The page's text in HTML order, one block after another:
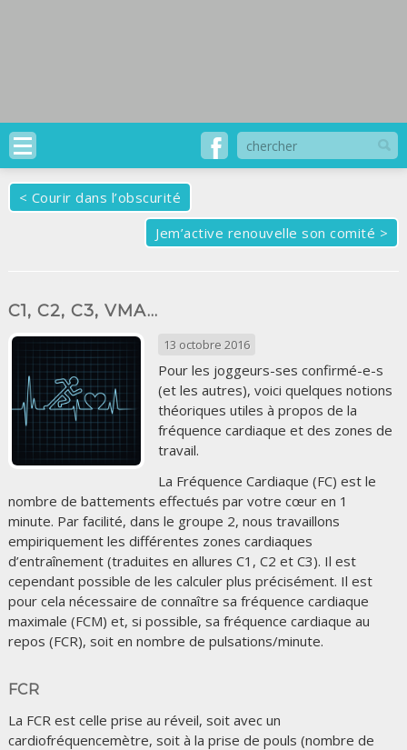
< Courir dans l’obscurité
Jem’active renouvelle son comité >
C1, C2, C3, VMA…
13 octobre 2016
Pour les joggeurs-ses confirmé-e-s
(et les autres), voici quelques notions
théoriques utiles à propos de la
fréquence cardiaque et des zones de
travail.
La Fréquence Cardiaque (FC) est le
nombre de battements effectués par votre cœur en 1
minute. Par facilité, dans le groupe 2, nous travaillons
empiriquement les différentes zones cardiaques
d’entraînement (traduites en allures C1, C2 et C3). Il est
cependant possible de les calculer plus précisément. Il est
pour cela nécessaire de connaître sa fréquence cardiaque
maximale (FCM) et, si possible, sa fréquence cardiaque au
repos (FCR), soit en nombre de pulsations/minute.
FCR
La FCR est celle prise au réveil, soit avec un
cardiofréquencemètre, soit à la prise de pouls (nombre de